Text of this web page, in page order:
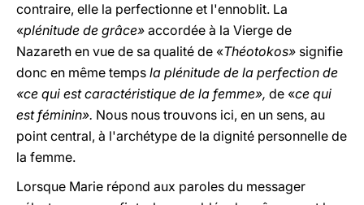
contraire, elle la perfectionne et l'ennoblit. La
«plénitude de grâce» accordée à la Vierge de
Nazareth en vue de sa qualité de «Théotokos» signifie
donc en même temps la plénitude de la perfection de
«ce qui est caractéristique de la femme», de «ce qui
est féminin». Nous nous trouvons ici, en un sens, au
point central, à l'archétype de la dignité personnelle de
la femme.
Lorsque Marie répond aux paroles du messager